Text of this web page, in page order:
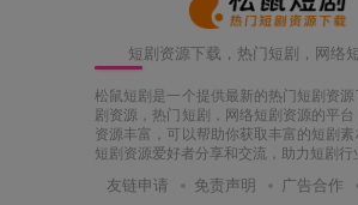
短剧资源下载，热门短剧，网络
松鼠短剧是一个提供最新的热门短剧资源
剧资源，热门短剧，网络短剧资源的平台
资源丰富，可以帮助你获取丰富的短剧
短剧资源爱好者分享和交流，助力短剧行
友链申请 免责声明 广告合作